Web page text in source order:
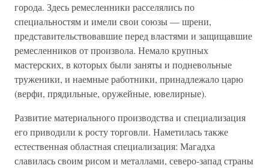
города. Здесь ремесленники расселялись по
специальностям и имели свои союзы — шрени,
представительствовавшие перед властями и защищавшие
ремесленников от произвола. Немало крупных
мастерских, в которых были заняты и подневольные
труженики, и наемные работники, принадлежало царю
(верфи, прядильные, оружейные, ювелирные).
Развитие материального производства и специализация
его приводили к росту торговли. Наметилась также
естественная областная специализация: Магадха
славилась своим рисом и металлами, северо-запад страны